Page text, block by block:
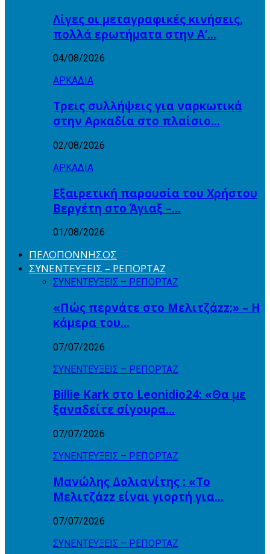
Λίγες οι μεταγραφικές κινήσεις,
πολλά ερωτήματα στην Α’…
04/08/2026
ΑΡΚΑΔΙΑ
Τρεις συλλήψεις για ναρκωτικά
στην Αρκαδία στο πλαίσιο…
02/08/2026
ΑΡΚΑΔΙΑ
Εξαιρετική παρουσία του Χρήστου
Βεργέτη στο Άγιαξ –…
01/08/2026
ΠΕΛΟΠΟΝΝΗΣΟΣ
ΣΥΝΕΝΤΕΥΞΕΙΣ – ΡΕΠΟΡΤΑΖ
ΣΥΝΕΝΤΕΥΞΕΙΣ – ΡΕΠΟΡΤΑΖ
«Πώς περνάτε στο Μελιτζάzz;» – Η
κάμερα του…
07/07/2026
ΣΥΝΕΝΤΕΥΞΕΙΣ – ΡΕΠΟΡΤΑΖ
Billie Kark στο Leonidio24: «Θα με
ξαναδείτε σίγουρα…
07/07/2026
ΣΥΝΕΝΤΕΥΞΕΙΣ – ΡΕΠΟΡΤΑΖ
Μανώλης Δολιανίτης : «Το
Μελιτζάzz είναι γιορτή για…
07/07/2026
ΣΥΝΕΝΤΕΥΞΕΙΣ – ΡΕΠΟΡΤΑΖ